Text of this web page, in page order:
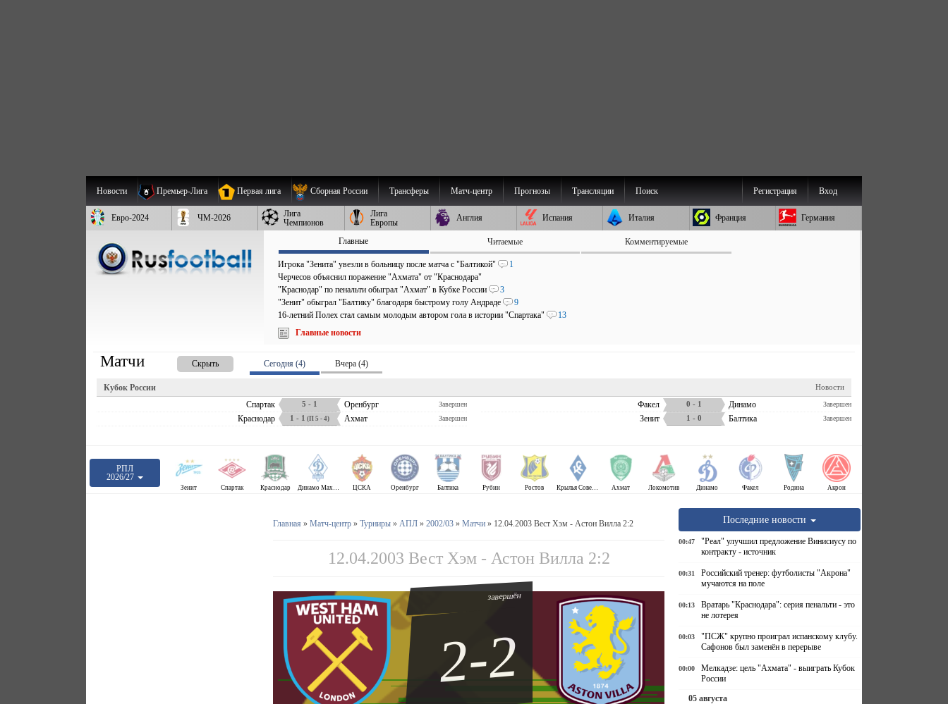
Новости Премьер-Лига Первая лига Сборная России Трансферы Матч-центр Прогнозы Трансляции Поиск Вход
Регистрация
Евро-2024 ЧМ-2026
Лига
Чемпионов
Лига
Европы
Англия Испания Италия Франция Германия
Главные Читаемые Комментируемые
Игрока "Зенита" увезли в больницу после матча с "Балтикой"
1
Черчесов объяснил поражение "Ахмата" от "Краснодара"
"Краснодар" по пенальти обыграл "Ахмат" в Кубке России
3
"Зенит" обыграл "Балтику" благодаря быстрому голу Андраде
9
16-летний Полех стал самым молодым автором гола в истории "Спартака"
13
Главные новости
Матчи Скрыть Сегодня (4) Вчера (4)
Кубок России Новости
Спартак 5 - 1 Оренбург Завершен Факел 0 - 1 Динамо Завершен
Краснодар 1 - 1 (П 5 - 4) Ахмат Завершен Зенит 1 - 0 Балтика Завершен
РПЛ
2026/27
Зенит Спартак Краснодар Динамо Махачкала ЦСКА Оренбург Балтика Рубин Ростов Крылья Советов Ахмат Локомотив Динамо Факел Родина Акрон
Главная » Матч-центр» Турниры» АПЛ» 2002/03» Матчи» 12.04.2003 Вест Хэм - Астон Вилла 2:2
12.04.2003 Вест Хэм - Астон Вилла 2:2
завершён
2-2
Последние новости
00:47
"Реал" улучшил предложение Винисиусу по
контракту - источник
00:31
Российский тренер: футболисты "Акрона"
мучаются на поле
00:13
Вратарь "Краснодара": серия пенальти - это
не лотерея
00:03
"ПСЖ" крупно проиграл испанскому клубу.
Сафонов был заменён в перерыве
00:00
Мелкадзе: цель "Ахмата" - выиграть Кубок
России
05 августа